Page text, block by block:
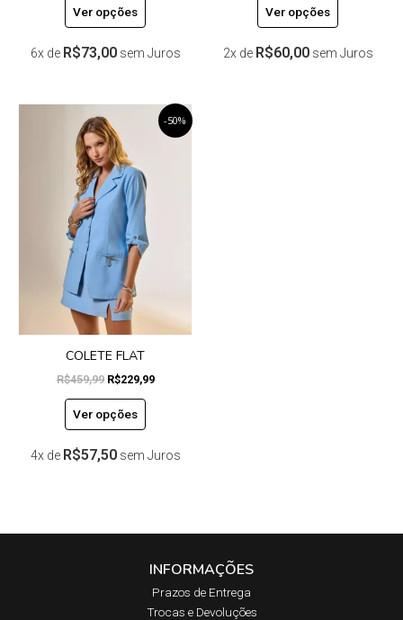
Ver opções
6x de R$73,00 sem Juros
Ver opções
2x de R$60,00 sem Juros
-50%
COLETE FLAT
R$459,99
preço
original
era:
R$459,99.
R$229,99
O
preço
atual
Ver opções
Este
produto
variantes.
As
opções
podem
na
página
4x de R$57,50 sem Juros
INFORMAÇÕES
Prazos de Entrega​
Trocas e Devoluções​